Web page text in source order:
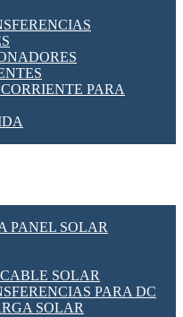
PARA
PANEL SOLAR
SOLAR
PARA DC
SOLAR